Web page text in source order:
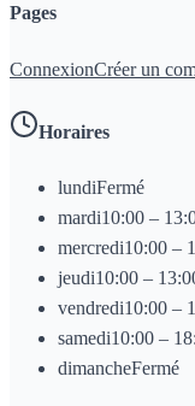
Pages
ConnexionCréer un
Horaires
lundiFermé
mardi10:00 –
mercredi10:00 –
jeudi10:00 –
vendredi10:00 –
samedi10:00 –
dimancheFermé